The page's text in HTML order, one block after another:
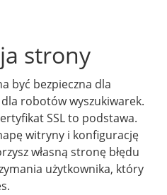
strony
być bezpieczna dla
robotów wyszukiwarek.
SSL to podstawa.
witryny i konfigurację
własną stronę błędu
użytkownika, który